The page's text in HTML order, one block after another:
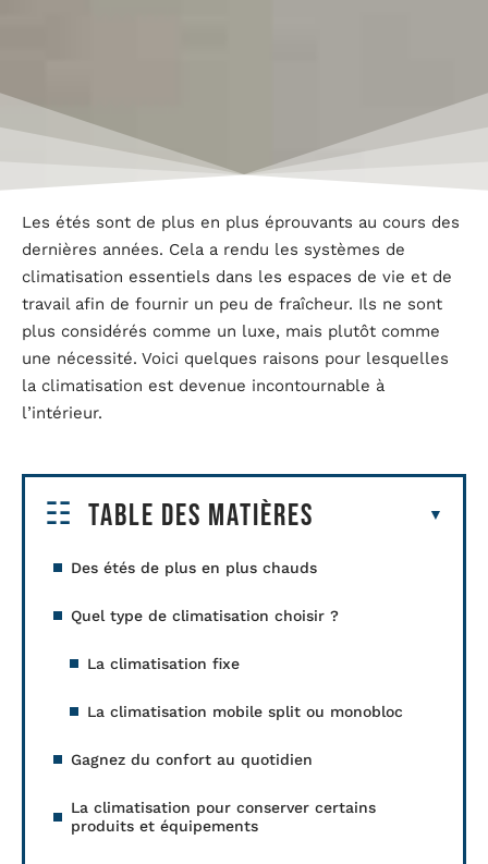
Les étés sont de plus en plus éprouvants au cours des
dernières années. Cela a rendu les systèmes de
climatisation essentiels dans les espaces de vie et de
travail afin de fournir un peu de fraîcheur. Ils ne sont
plus considérés comme un luxe, mais plutôt comme
une nécessité. Voici quelques raisons pour lesquelles
la climatisation est devenue incontournable à
l’intérieur.
Table des matières
Des étés de plus en plus chauds
Quel type de climatisation choisir ?
La climatisation fixe
La climatisation mobile split ou monobloc
Gagnez du confort au quotidien
La climatisation pour conserver certains
produits et équipements